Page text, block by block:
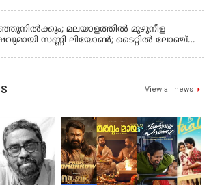
മലയാളത്തിൽ മുഴുനീള
സണ്ണി ലിയോൺ; ടൈറ്റിൽ ലോഞ്ച്
View all news